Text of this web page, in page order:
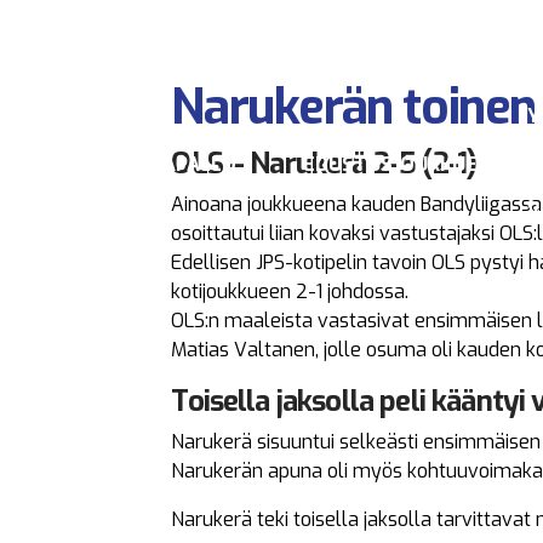
JÄÄPALLO
EDUSTUSJOUKKUE
Narukerän
OLS – Narukerä 2-5 (2-1)
Ainoana joukkueena kauden
osoittautui liian kovaksi vastustajaksi
Edellisen JPS-kotipelin tavoin OLS
kotijoukkueen 2-1 johdossa.
OLS:n maaleista vastasivat
Matias Valtanen, jolle osuma oli kauden
Toisella jaksolla peli kääntyi
Narukerä sisuuntui selkeästi
Narukerän apuna oli myös
Narukerä teki toisella jaksolla tarvittavat